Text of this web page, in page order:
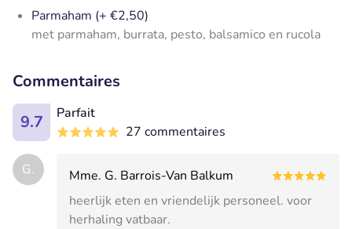
Parmaham (+ €2,50)
met parmaham, burrata, pesto, balsamico en rucola
Commentaires
9.7
Parfait
27 commentaires
G.
Mme. G. Barrois-Van Balkum
heerlijk eten en vriendelijk personeel. voor
herhaling vatbaar.